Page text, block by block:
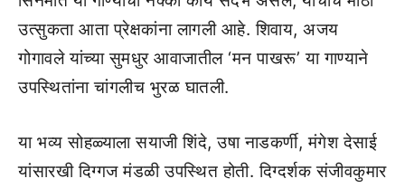
उत्सुकता आता प्रेक्षकांना लागली आहे. शिवाय, अजय
गोगावले यांच्या सुमधुर आवाजातील ‘मन पाखरू’ या गाण्याने
उपस्थितांना चांगलीच भुरळ घातली.
या भव्य सोहळ्याला सयाजी शिंदे, उषा नाडकर्णी, मंगेश देसाई
यांसारखी दिग्गज मंडळी उपस्थित होती. दिग्दर्शक संजीवकुमार